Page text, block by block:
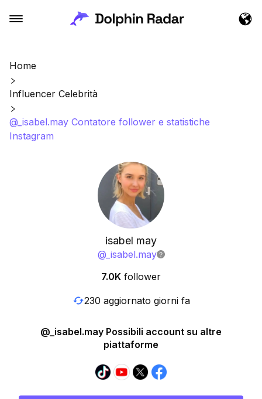
Home
Influencer Celebrità
@_isabel.may Contatore follower e statistiche
Instagram
isabel may
@_isabel.may
7.0K follower
230 aggiornato giorni fa
@_isabel.may Possibili account su altre
piattaforme